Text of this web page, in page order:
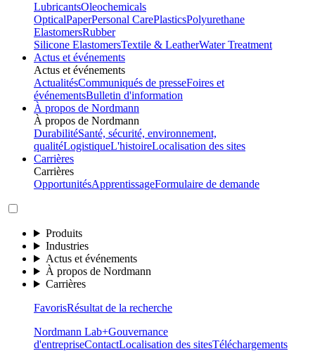
LubricantsOleochemicals
OpticalPaperPersonal CarePlasticsPolyurethane
ElastomersRubber
Silicone ElastomersTextile & LeatherWater Treatment
Actus et événements
Actus et événements
ActualitésCommuniqués de presseFoires et
événementsBulletin d'information
À propos de Nordmann
À propos de Nordmann
DurabilitéSanté, sécurité, environnement,
qualitéLogistiqueL'histoireLocalisation des sites
Carrières
Carrières
OpportunitésApprentissageFormulaire de demande
Produits
Industries
Actus et événements
À propos de Nordmann
Carrières
FavorisRésultat de la recherche
Nordmann Lab+Gouvernance
d'entrepriseContactLocalisation des sitesTéléchargements